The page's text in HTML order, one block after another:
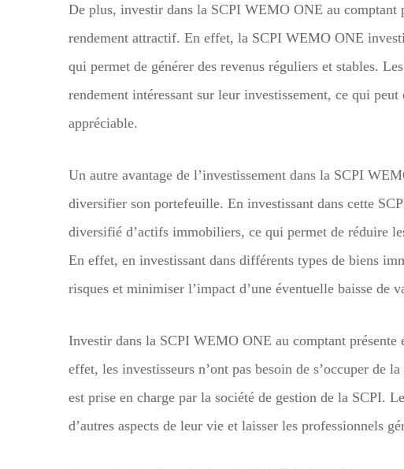
De plus, investir dans la SCPI WEMO ONE au comptant
rendement attractif. En effet, la SCPI WEMO ONE
qui permet de générer des revenus réguliers et stables.
rendement intéressant sur leur investissement, ce qui
appréciable.
Un autre avantage de l’investissement dans la SCPI
diversifier son portefeuille. En investissant dans cette
diversifié d’actifs immobiliers, ce qui permet de réduire
En effet, en investissant dans différents types de biens
risques et minimiser l’impact d’une éventuelle baisse de
Investir dans la SCPI WEMO ONE au comptant présente
effet, les investisseurs n’ont pas besoin de s’occuper de
est prise en charge par la société de gestion de la SCPI.
d’autres aspects de leur vie et laisser les professionnels